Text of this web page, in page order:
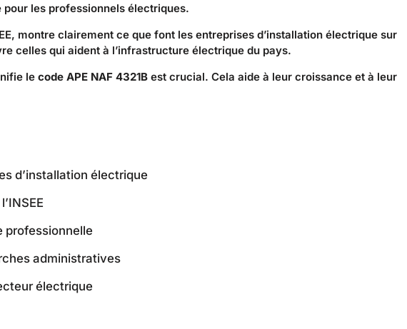
pour les professionnels électriques.
montre clairement ce que font les entreprises d’installation électrique sur
celles qui aident à l’infrastructure électrique du pays.
le code APE NAF 4321B est crucial. Cela aide à leur croissance et à leur
d’installation électrique
professionnelle
administratives
électrique